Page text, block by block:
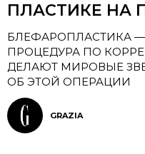
ПЛАСТИКЕ НА
БЛЕФАРОПЛАСТИКА
ПРОЦЕДУРА ПО
ДЕЛАЮТ МИРОВЫЕ
ОБ ЭТОЙ ОПЕРАЦИИ
GRAZIA